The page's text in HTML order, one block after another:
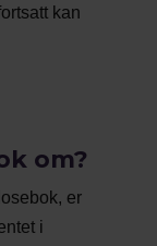
kan
om?
er
i